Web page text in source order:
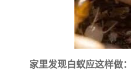
家里发现白蚁应这样做：